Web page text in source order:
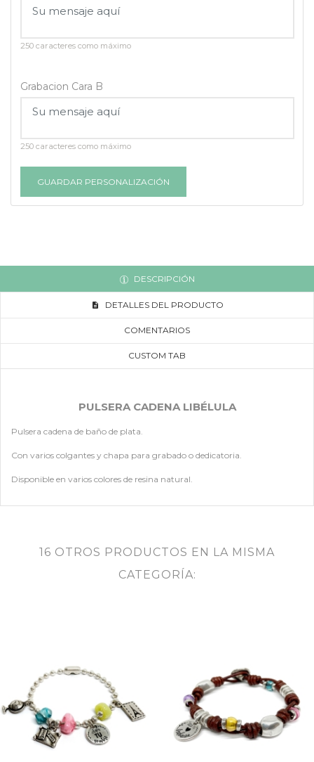
250 caracteres como máximo
Grabacion Cara B
250 caracteres como máximo
GUARDAR PERSONALIZACIÓN
DESCRIPCIÓN
DETALLES DEL PRODUCTO
COMENTARIOS
CUSTOM TAB
PULSERA CADENA LIBÉLULA
Pulsera cadena de baño de plata.
Con varios colgantes y chapa para grabado o dedicatoria.
Disponible en varios colores de resina natural.
16 OTROS PRODUCTOS EN LA MISMA
CATEGORÍA: